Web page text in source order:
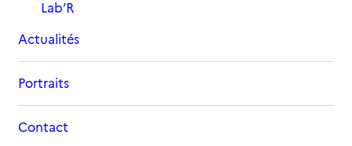
Lab’R
Actualités
Portraits
Contact
La fracture
numérique touche
près de 13 millions de
personnes en France